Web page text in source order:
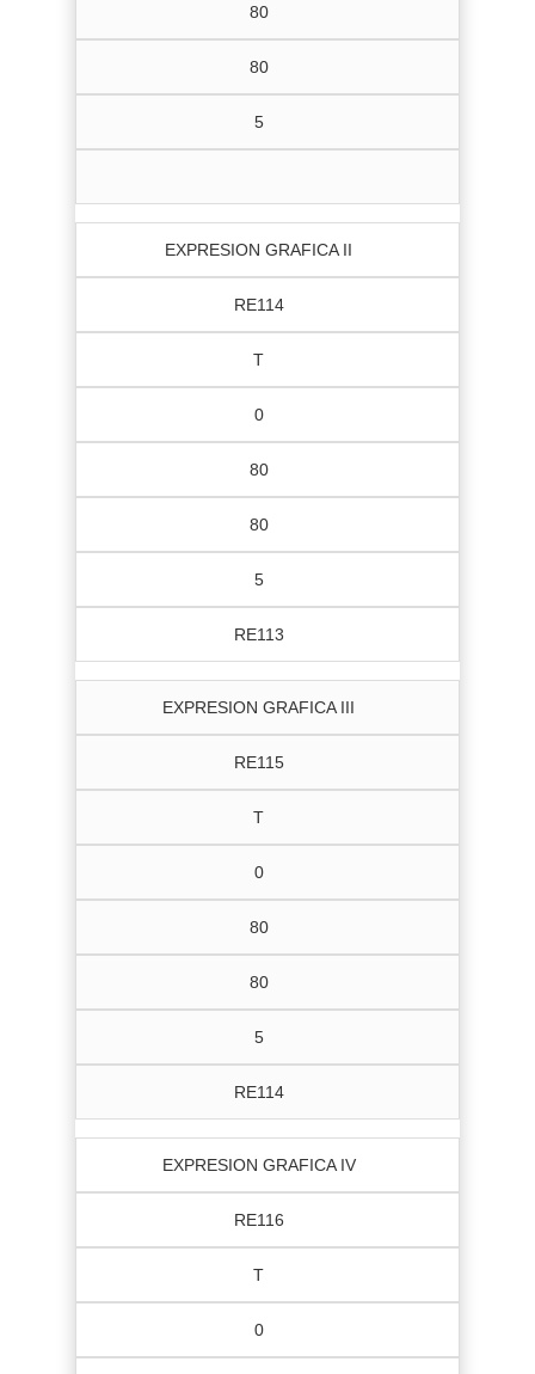
80
80
5
EXPRESION GRAFICA II
RE114
T
0
80
80
5
RE113
EXPRESION GRAFICA III
RE115
T
0
80
80
5
RE114
EXPRESION GRAFICA IV
RE116
T
0